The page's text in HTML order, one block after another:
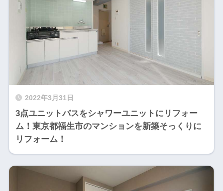
2022年3月31日
3点ユニットバスをシャワーユニットにリフォー
ム！東京都福生市のマンションを新築そっくりに
リフォーム！